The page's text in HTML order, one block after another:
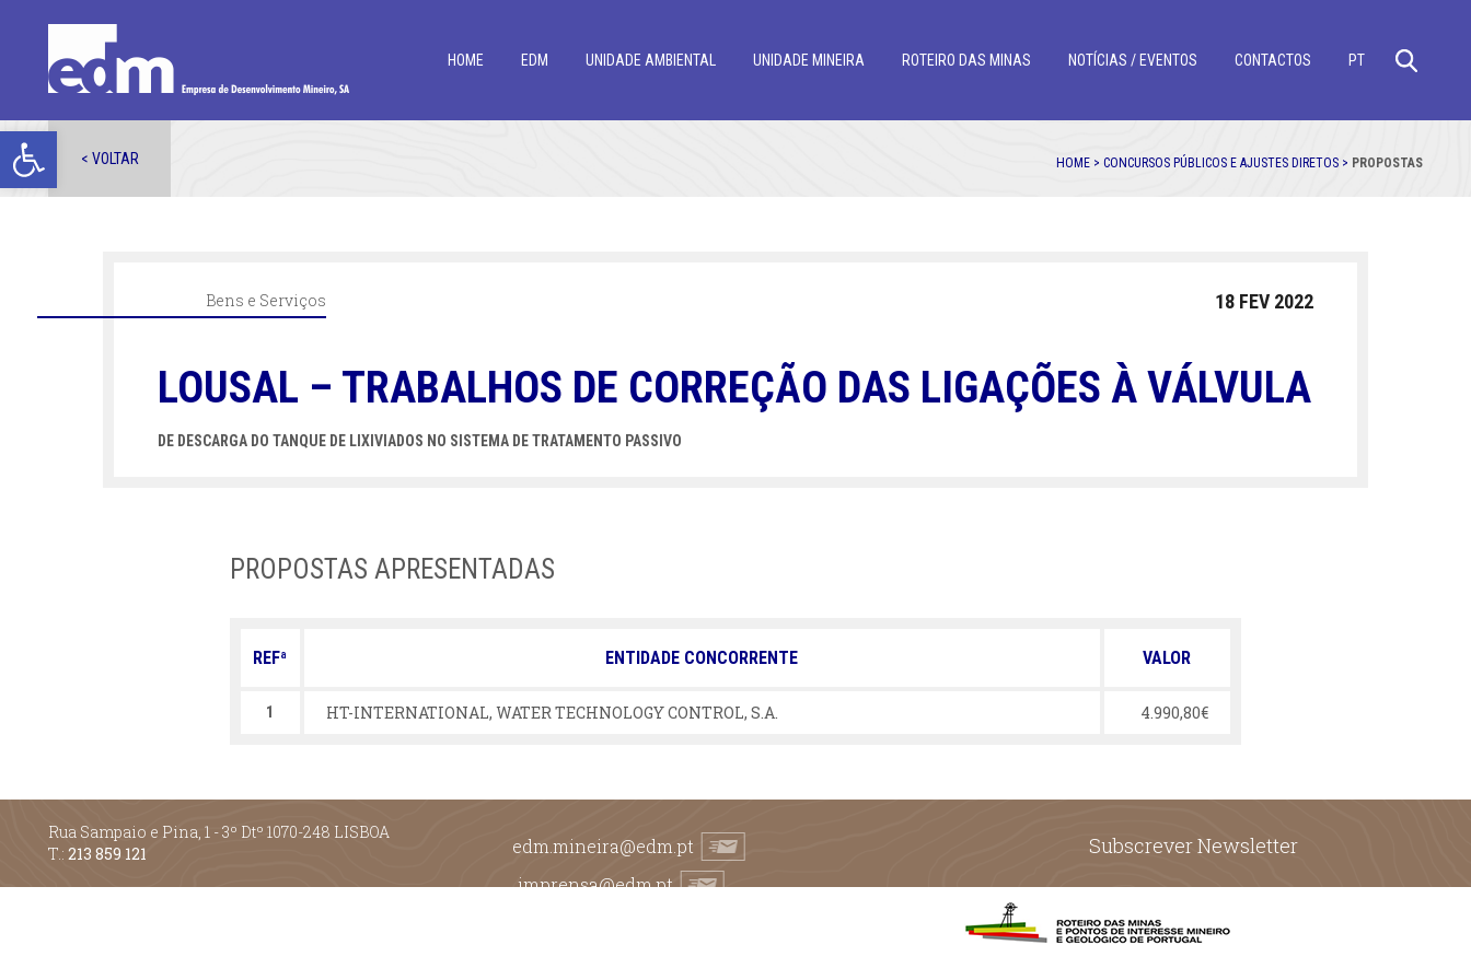
Open toolbar
HOME EDM UNIDADE AMBIENTAL UNIDADE MINEIRA ROTEIRO DAS MINAS NOTÍCIAS / EVENTOS CONTACTOS PT
< VOLTAR HOME > CONCURSOS PÚBLICOS E AJUSTES DIRETOS > PROPOSTAS
Bens e Serviços 18 FEV 2022
LOUSAL – TRABALHOS DE CORREÇÃO DAS LIGAÇÕES À VÁLVULA
DE DESCARGA DO TANQUE DE LIXIVIADOS NO SISTEMA DE TRATAMENTO PASSIVO
PROPOSTAS APRESENTADAS
REFª ENTIDADE CONCORRENTE VALOR
1 HT-INTERNATIONAL, WATER TECHNOLOGY CONTROL, S.A. 4.990,80€
Rua Sampaio e Pina, 1 - 3º Dtº 1070-248 LISBOA
T.: 213 859 121
edm.mineira@edm.pt
imprensa@edm.pt
Subscrever Newsletter